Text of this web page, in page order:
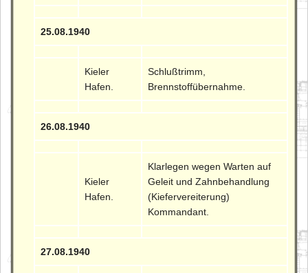
25.08.1940
Kieler
Hafen.
Schlußtrimm,
Brennstoffübernahme.
26.08.1940
Kieler
Hafen.
Klarlegen wegen Warten auf
Geleit und Zahnbehandlung
(Kiefervereiterung)
Kommandant.
27.08.1940